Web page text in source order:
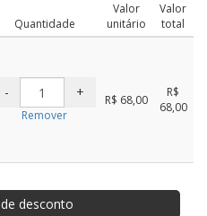
Quantidade
Valor
unitário
Valor
total
Remover
R$ 68,00
R$
68,00
desconto